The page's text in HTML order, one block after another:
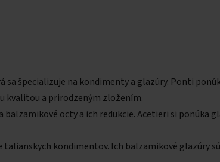
špecializuje na kondimenty a glazúry. Ponti
kvalitou a prirodzeným zložením.
octy a ich redukcie. Acetieri si ponúka
kondimentov. Ich balzamikové glazúry